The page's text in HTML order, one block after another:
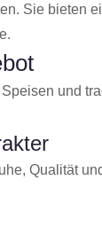
Sie bieten
und
Qualität